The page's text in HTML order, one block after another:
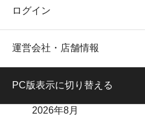
ログイン
運営会社・店舗情報
PC版表示に切り替える
2026年8月